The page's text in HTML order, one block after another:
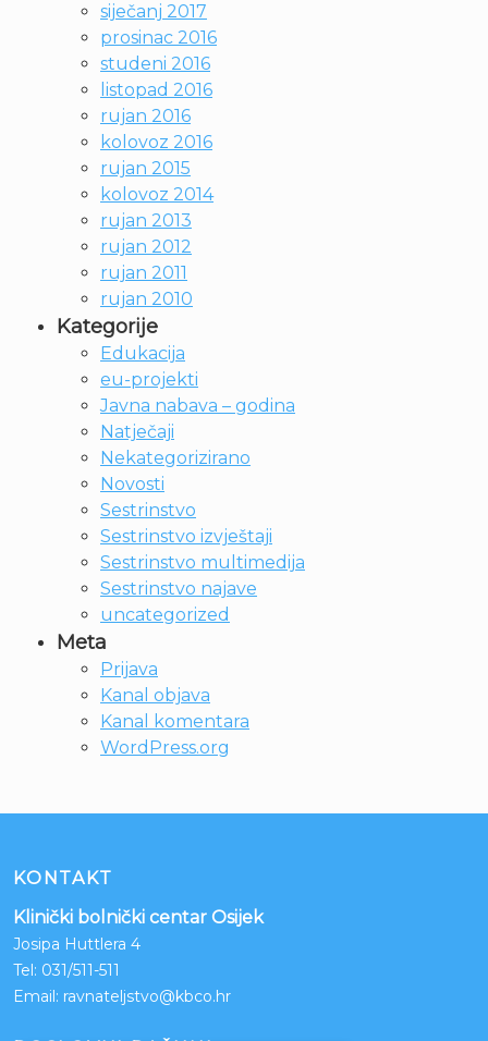
siječanj 2017
prosinac 2016
studeni 2016
listopad 2016
rujan 2016
kolovoz 2016
rujan 2015
kolovoz 2014
rujan 2013
rujan 2012
rujan 2011
rujan 2010
Kategorije
Edukacija
eu-projekti
Javna nabava – godina
Natječaji
Nekategorizirano
Novosti
Sestrinstvo
Sestrinstvo izvještaji
Sestrinstvo multimedija
Sestrinstvo najave
uncategorized
Meta
Prijava
Kanal objava
Kanal komentara
WordPress.org
KONTAKT
Klinički bolnički centar Osijek
Josipa Huttlera 4
Tel: 031/511-511
Email: ravnateljstvo@kbco.hr